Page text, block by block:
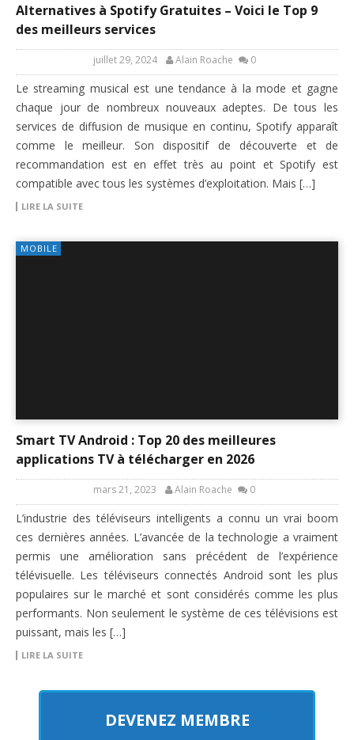
Alternatives à Spotify Gratuites – Voici le Top 9
des meilleurs services
juillet 29, 2024 Alain Roache 0
Le streaming musical est une tendance à la mode et gagne
chaque jour de nombreux nouveaux adeptes. De tous les
services de diffusion de musique en continu, Spotify apparaît
comme le meilleur. Son dispositif de découverte et de
recommandation est en effet très au point et Spotify est
compatible avec tous les systèmes d’exploitation. Mais […]
LIRE LA SUITE
MOBILE
Smart TV Android : Top 20 des meilleures
applications TV à télécharger en 2026
mars 21, 2023 Alain Roache 0
L’industrie des téléviseurs intelligents a connu un vrai boom
ces dernières années. L’avancée de la technologie a vraiment
permis une amélioration sans précédent de l’expérience
télévisuelle. Les téléviseurs connectés Android sont les plus
populaires sur le marché et sont considérés comme les plus
performants. Non seulement le système de ces télévisions est
puissant, mais les […]
LIRE LA SUITE
DEVENEZ MEMBRE